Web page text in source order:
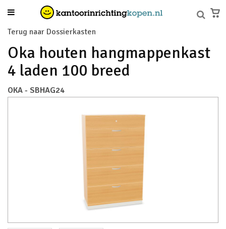
Terug naar Dossierkasten
Oka houten hangmappenkast
4 laden 100 breed
OKA - SBHAG24